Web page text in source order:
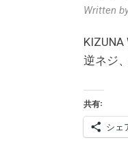
Written
逆ネジ
共有:
シェ